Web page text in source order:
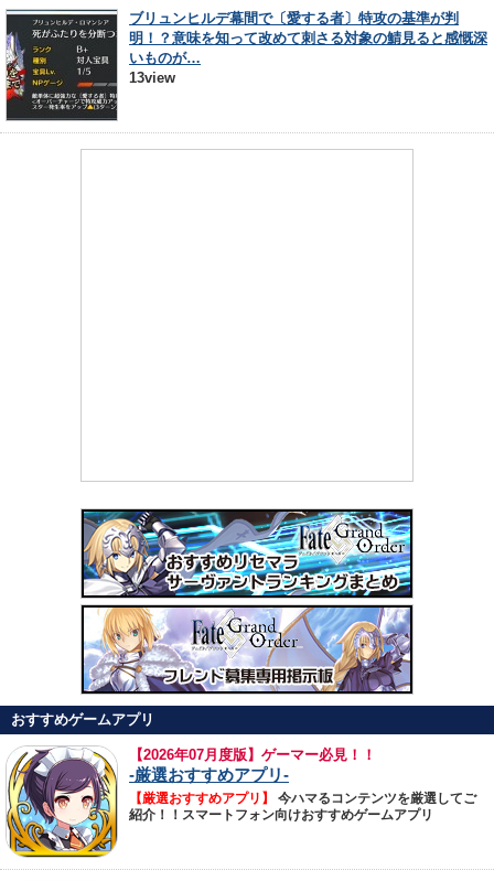
ブリュンヒルデ幕間で〔愛する者〕特攻の基準が判
明！？意味を知って改めて刺さる対象の鯖見ると感慨深
いものが…
13view
おすすめゲームアプリ
【2026年07月度版】ゲーマー必見！！
-厳選おすすめアプリ-
【厳選おすすめアプリ】
今ハマるコンテンツを厳選してご
紹介！！スマートフォン向けおすすめゲームアプリ